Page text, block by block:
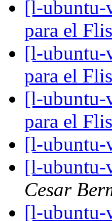
[l-ubuntu-
para el
[l-ubuntu-
para el
[l-ubuntu-
para el
[l-ubuntu-
[l-ubuntu-
Cesar
[l-ubuntu-